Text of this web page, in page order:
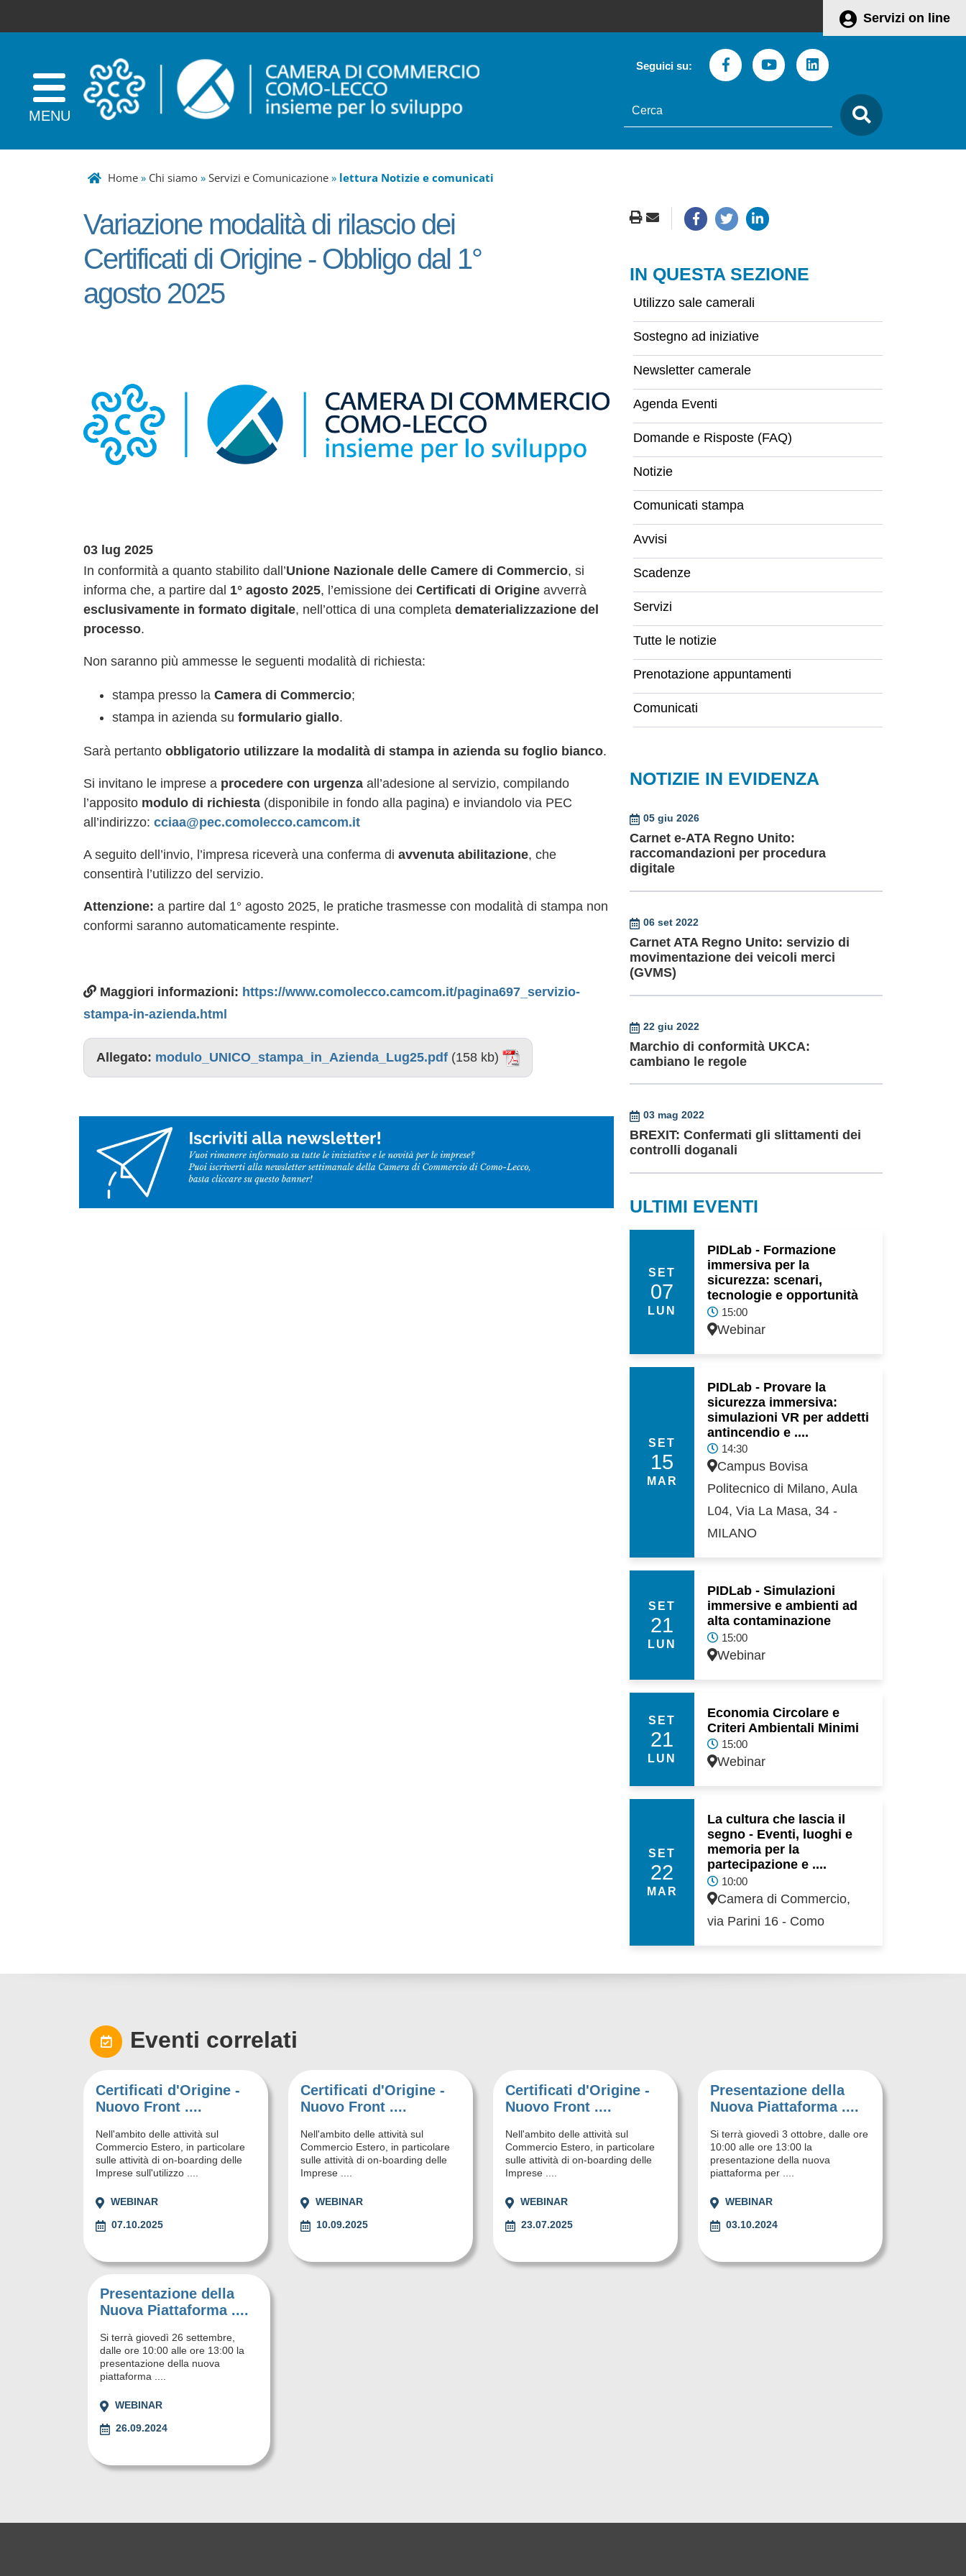
Servizi on line
Seguici su: FacebookYoutubeLinkedin
testo
da
cercare
Home» Chi siamo» Servizi e Comunicazione» lettura Notizie e comunicati
Variazione modalità di rilascio dei
Certificati di Origine - Obbligo dal 1°
agosto 2025
03 lug 2025
In conformità a quanto stabilito dall’Unione Nazionale delle Camere di Commercio, si
informa che, a partire dal 1° agosto 2025, l’emissione dei Certificati di Origine avverrà
esclusivamente in formato digitale, nell’ottica di una completa dematerializzazione del
processo.
Non saranno più ammesse le seguenti modalità di richiesta:
stampa presso la Camera di Commercio;
stampa in azienda su formulario giallo.
Sarà pertanto obbligatorio utilizzare la modalità di stampa in azienda su foglio bianco.
Si invitano le imprese a procedere con urgenza all’adesione al servizio, compilando
l’apposito modulo di richiesta (disponibile in fondo alla pagina) e inviandolo via PEC
all’indirizzo: cciaa@pec.comolecco.camcom.it
A seguito dell’invio, l’impresa riceverà una conferma di avvenuta abilitazione, che
consentirà l’utilizzo del servizio.
Attenzione: a partire dal 1° agosto 2025, le pratiche trasmesse con modalità di stampa non
conformi saranno automaticamente respinte.
Maggiori informazioni: https://www.comolecco.camcom.it/pagina697_servizio-
stampa-in-azienda.html
Allegato: modulo_UNICO_stampa_in_Azienda_Lug25.pdf (158 kb)
IN QUESTA SEZIONE
Utilizzo sale camerali
Sostegno ad iniziative
Newsletter camerale
Agenda Eventi
Domande e Risposte (FAQ)
Notizie
Comunicati stampa
Avvisi
Scadenze
Servizi
Tutte le notizie
Prenotazione appuntamenti
Comunicati
NOTIZIE IN EVIDENZA
05 giu 2026
Carnet e-ATA Regno Unito:
raccomandazioni per procedura
digitale
06 set 2022
Carnet ATA Regno Unito: servizio di
movimentazione dei veicoli merci
(GVMS)
22 giu 2022
Marchio di conformità UKCA:
cambiano le regole
03 mag 2022
BREXIT: Confermati gli slittamenti dei
controlli doganali
ULTIMI EVENTI
SET
07
LUN
PIDLab - Formazione
immersiva per la
sicurezza: scenari,
tecnologie e opportunità
15:00
Webinar
SET
15
MAR
PIDLab - Provare la
sicurezza immersiva:
simulazioni VR per addetti
antincendio e ....
14:30
Campus Bovisa
Politecnico di Milano, Aula
L04, Via La Masa, 34 -
MILANO
SET
21
LUN
PIDLab - Simulazioni
immersive e ambienti ad
alta contaminazione
15:00
Webinar
SET
21
LUN
Economia Circolare e
Criteri Ambientali Minimi
15:00
Webinar
SET
22
MAR
La cultura che lascia il
segno - Eventi, luoghi e
memoria per la
partecipazione e ....
10:00
Camera di Commercio,
via Parini 16 - Como
Eventi correlati
Certificati d'Origine -
Nuovo Front ....
Nell'ambito delle attività sul
Commercio Estero, in particolare
sulle attività di on-boarding delle
Imprese sull'utilizzo ....
WEBINAR
07.10.2025
Certificati d'Origine -
Nuovo Front ....
Nell'ambito delle attività sul
Commercio Estero, in particolare
sulle attività di on-boarding delle
Imprese ....
WEBINAR
10.09.2025
Certificati d'Origine -
Nuovo Front ....
Nell'ambito delle attività sul
Commercio Estero, in particolare
sulle attività di on-boarding delle
Imprese ....
WEBINAR
23.07.2025
Presentazione della
Nuova Piattaforma ....
Si terrà giovedì 3 ottobre, dalle ore
10:00 alle ore 13:00 la
presentazione della nuova
piattaforma per ....
WEBINAR
03.10.2024
Presentazione della
Nuova Piattaforma ....
Si terrà giovedì 26 settembre,
dalle ore 10:00 alle ore 13:00 la
presentazione della nuova
piattaforma ....
WEBINAR
26.09.2024